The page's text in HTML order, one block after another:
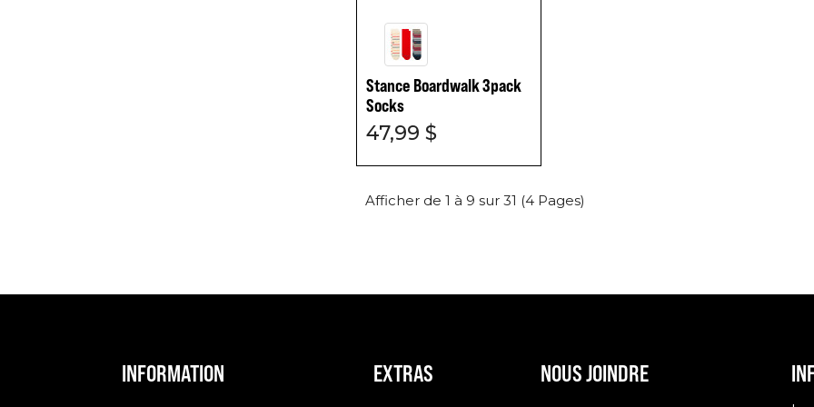
Stance Boardwalk 3pack
Socks
47,99 $
Afficher de 1 à 9 sur 31 (4 Pages)
INFORMATION EXTRAS NOUS JOINDRE